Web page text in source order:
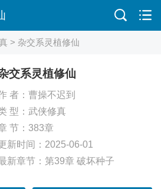
> 杂交系灵植修仙
交系灵植修仙
者： 曹操不迟到
型： 武侠修真
节：383章
新时间：2025-06-01
新章节： 第39章 破坏种子